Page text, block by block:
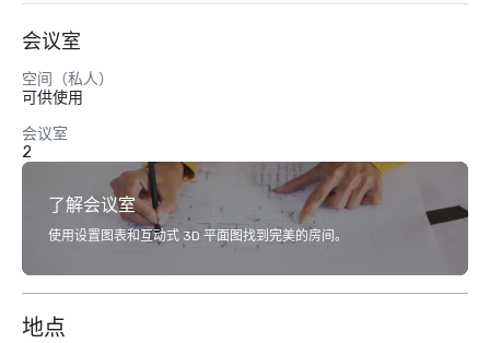
会议室
空间（私人）
可供使用
会议室
2
了解会议室
使用设置图表和互动式 3D 平面图找到完美的房间。
地点